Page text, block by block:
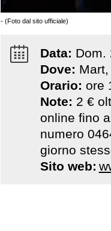
- (Foto dal sito ufficiale)
Data: Dom.
Dove:
Orario: ore
Note: 2 €
online fino
numero
giorno
Sito web: